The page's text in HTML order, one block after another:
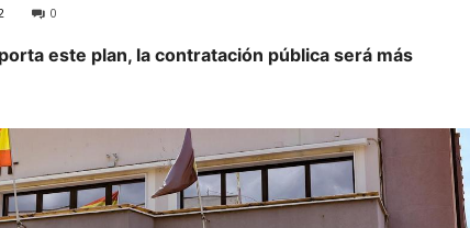
0
este plan, la contratación pública será más